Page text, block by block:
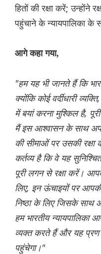
हितों की रक्षा करें; उन्होंने
पहुंचाने के न्यायपालिका के
आगे कहा गया,
"हम यह भी जानते हैं कि
क्योंकि कोई वर्दीधारी
में बयां करना मुश्किल है,
मैं इस आश्वासन के साथ
की सीमाओं पर उसकी
कर्तव्य है कि वे यह
पूरी लगन से रक्षा करें।
लिए, इन ऊंचाइयों पर
निष्ठा के लिए जिसके
हम भारतीय
व्यक्त करते हैं और यह प्रण
पहुंचेगा।"